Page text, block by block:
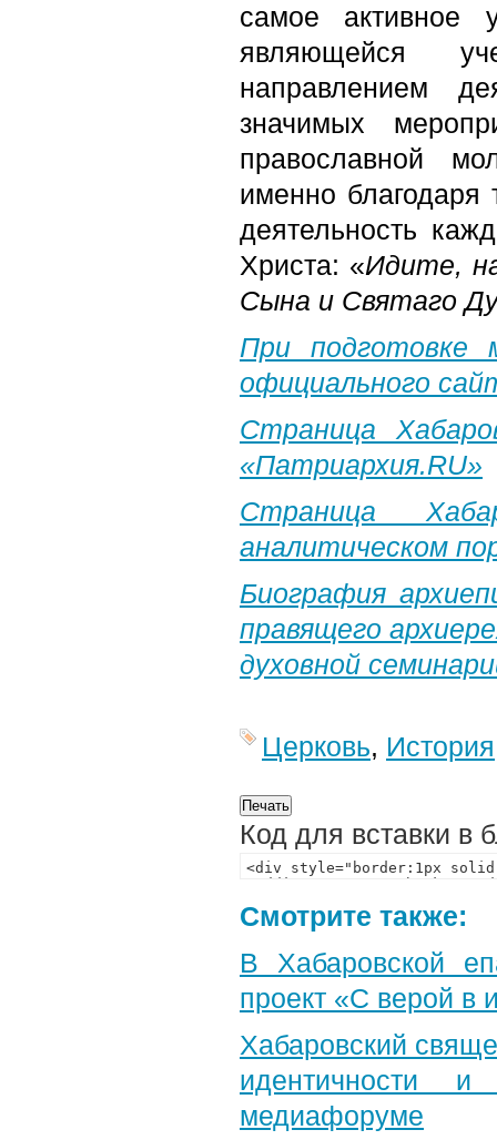
самое активное
являющейся
направлением
значимых
православной
именно благодаря
деятельность
Христа: «Идите,
Сына и Святаго
При подготовке
официального
Страница
«Патриархия.RU»
Страница
аналитическом
Биография
правящего
духовной
Церковь, История
Код для вставки в
Смотрите также:
В Хабаровской
проект «С верой в
Хабаровский
идентичности
медиафоруме